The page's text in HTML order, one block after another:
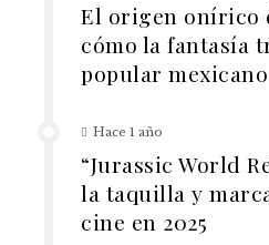
El origen onírico
cómo la fantasía
popular mexicano
Hace 1 año
“Jurassic World
la taquilla y
cine en 2025